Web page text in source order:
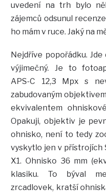
uvedení na trh bylo
zájemců odsunul
ho mám v ruce. Jaký na
Nejdříve popořádku.
výjimečný. Je to
APS-C 12,3 Mpx s
zabudovaným
ekvivalentem
Opakuji, objektiv je
ohnisko, není to tedy
vyskytlo jen v přístrojích
X1. Ohnisko 36 mm
klasiku. To býval
zrcadlovek, kratší